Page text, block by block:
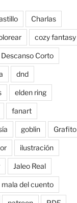
Charlas
cozy fantasy
Descanso Corto
dnd
elden ring
fanart
goblin Grafito
ilustración
Jaleo Real
mala del cuento